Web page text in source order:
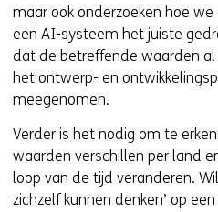
maar ook onderzoeken hoe
een AI-systeem het juiste
dat de betreffende waarden
het ontwerp- en
meegenomen.
Verder is het nodig om te
waarden verschillen per land
loop van de tijd veranderen.
zichzelf kunnen denken’ op